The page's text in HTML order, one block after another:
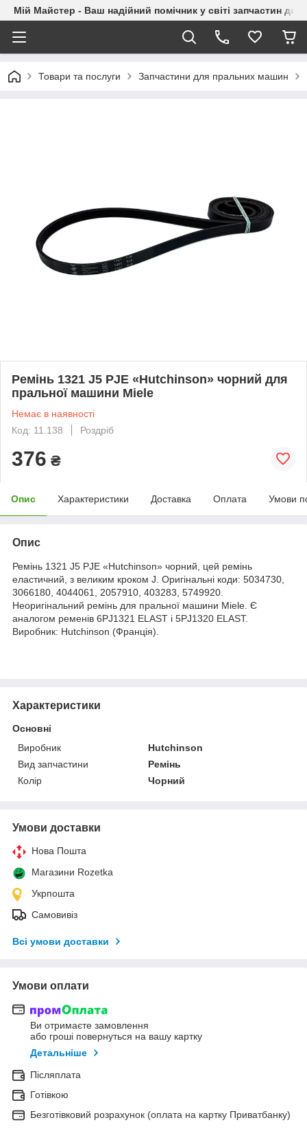
Мій Майстер - Ваш надійний помічник у світі запчастин до
Товари та послуги Запчастини для пральних машин
Ремінь 1321 J5 PJE «Hutchinson» чорний для
пральної машини Miele
Немає в наявності
Код: 11.138
Роздріб
376 ₴
Опис Характеристики Доставка Оплата Умови
Опис
Ремінь 1321 J5 PJE «Hutchinson» чорний, цей ремінь
еластичний, з великим кроком J. Оригінальні коди: 5034730,
3066180, 4044061, 2057910, 403283, 5749920.
Неоригінальний ремінь для пральної машини Miele. Є
аналогом ременів 6PJ1321 ELAST і 5PJ1320 ELAST.
Виробник: Hutchinson (Франція).
Характеристики
Основні
Виробник
Hutchinson
Вид запчастини
Ремінь
Колір
Чорний
Умови доставки
Нова Пошта
Магазини Rozetka
Укрпошта
Самовивіз
Всі умови доставки
Умови оплати
Ви отримаєте замовлення
або гроші повернуться на вашу картку
Детальніше
Післяплата
Готівкою
Безготівковий розрахунок (оплата на картку Приватбанку)